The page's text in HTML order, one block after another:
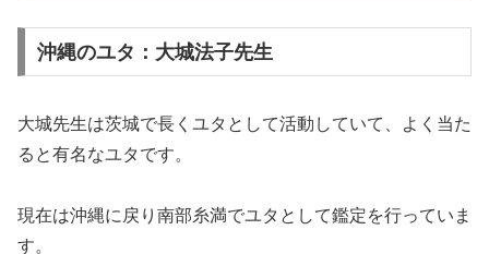
沖縄のユタ：大城法子先生
大城先生は茨城で長くユタとして活動していて、よく当た
ると有名なユタです。
現在は沖縄に戻り南部糸満でユタとして鑑定を行っていま
す。